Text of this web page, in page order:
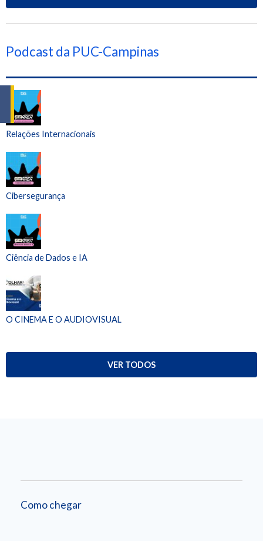
Podcast da PUC-Campinas
Relações Internacionais
Cibersegurança
Ciência de Dados e IA
O CINEMA E O AUDIOVISUAL
VER TODOS
Como chegar